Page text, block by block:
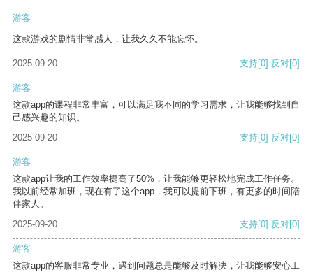
游客
这款游戏的剧情非常感人，让我久久不能忘怀。
2025-09-20 支持[0] 反对[0]
游客
这款app的课程非常丰富，可以满足我不同的学习需求，让我能够找到自
己感兴趣的知识。
2025-09-20
支持[0] 反对[0]
游客
这款app让我的工作效率提高了50%，让我能够更轻松地完成工作任务。
我以前经常加班，现在有了这个app，我可以提前下班，有更多的时间陪
伴家人。
2025-09-20
支持[0] 反对[0]
游客
这款app的客服非常专业，遇到问题总是能够及时解决，让我能够安心工